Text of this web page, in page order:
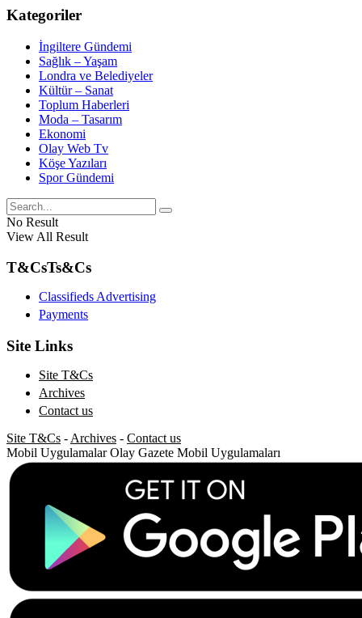
Kategoriler
İngiltere Gündemi
Sağlık – Yaşam
Londra ve Belediyeler
Kültür – Sanat
Toplum Haberleri
Moda – Tasarım
Ekonomi
Olay Web Tv
Köşe Yazıları
Spor Gündemi
No Result
View All Result
T&CsTs&Cs
Classifieds Advertising
Payments
Site Links
Site T&Cs
Archives
Contact us
Site T&Cs - Archives - Contact us
Mobil Uygulamalar Olay Gazete Mobil Uygulamaları